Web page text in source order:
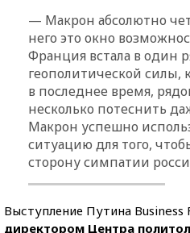
— Макрон абсолютно
него это окно
Франция встала в один
геополитической силы,
в последнее время,
несколько потеснить
Макрон успешно
ситуацию для того,
сторону симпатии
Выступление Путина Business
директором Центра